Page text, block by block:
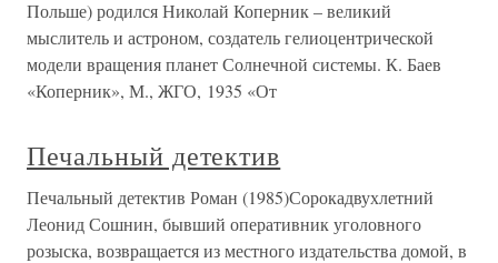
Польше) родился Николай Коперник – великий
мыслитель и астроном, создатель гелиоцентрической
модели вращения планет Солнечной системы. К. Баев
«Коперник», М., ЖГО, 1935 «От
Печальный детектив
Печальный детектив Роман (1985)Сорокадвухлетний
Леонид Сошнин, бывший оперативник уголовного
розыска, возвращается из местного издательства домой, в